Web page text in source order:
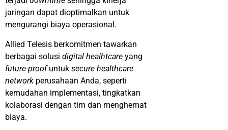
jaringan dapat dioptimalkan untuk
mengurangi biaya operasional.
Allied Telesis berkomitmen tawarkan
berbagai solusi digital healhtcare yang
future-proofuntuk secure healthcare
network perusahaan Anda, seperti
kemudahan implementasi, tingkatkan
kolaborasi dengan tim dan menghemat
biaya.